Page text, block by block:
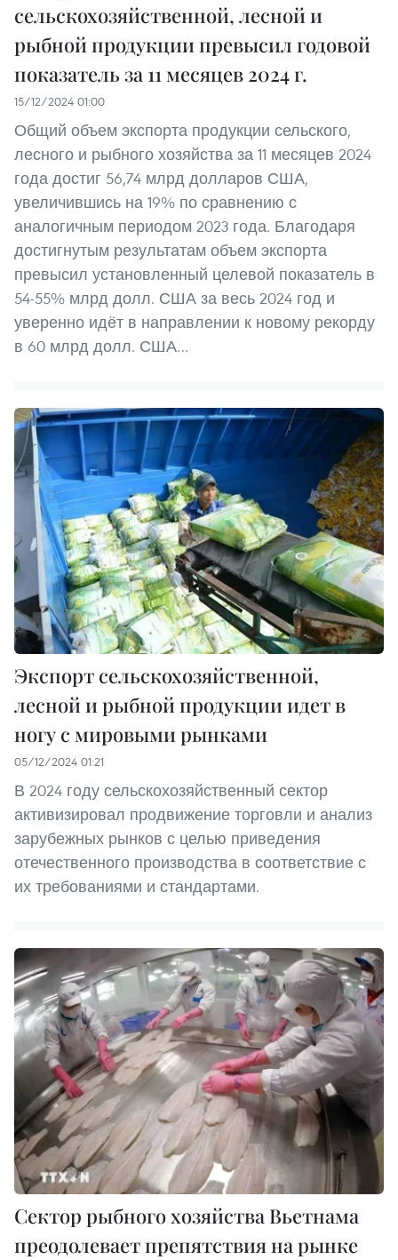
сельскохозяйственной, лесной и
рыбной продукции превысил годовой
показатель за 11 месяцев 2024 г.
15/12/2024 01:00
Общий объем экспорта продукции сельского,
лесного и рыбного хозяйства за 11 месяцев 2024
года достиг 56,74 млрд долларов США,
увеличившись на 19% по сравнению с
аналогичным периодом 2023 года. Благодаря
достигнутым результатам объем экспорта
превысил установленный целевой показатель в
54-55% млрд долл. США за весь 2024 год и
уверенно идёт в направлении к новому рекорду
в 60 млрд долл. США…
Экспорт сельскохозяйственной,
лесной и рыбной продукции идет в
ногу с мировыми рынками
05/12/2024 01:21
В 2024 году сельскохозяйственный сектор
активизировал продвижение торговли и анализ
зарубежных рынков с целью приведения
отечественного производства в соответствие с
их требованиями и стандартами.
Сектор рыбного хозяйства Вьетнама
преодолевает препятствия на рынке